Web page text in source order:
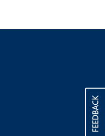
FEEDBACK